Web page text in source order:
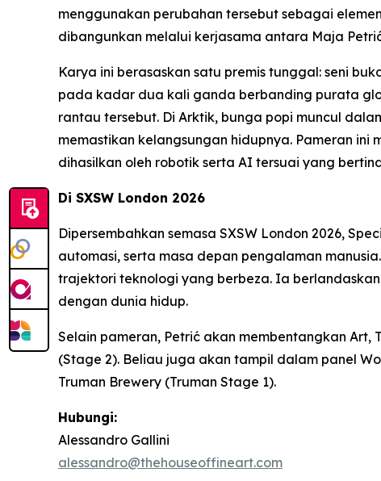
menggunakan perubahan tersebut sebagai
dibangunkan melalui kerjasama antara Maja
Karya ini berasaskan satu premis tunggal: seni
pada kadar dua kali ganda berbanding purata
rantau tersebut. Di Arktik, bunga popi muncul
memastikan kelangsungan hidupnya. Pameran
dihasilkan oleh robotik serta AI tersuai yang
Di SXSW London 2026
Dipersembahkan semasa SXSW London 2026,
automasi, serta masa depan pengalaman
trajektori teknologi yang berbeza. Ia
dengan dunia hidup.
Selain pameran, Petrić akan membentangkan Art,
(Stage 2). Beliau juga akan tampil dalam panel
Truman Brewery (Truman Stage 1).
Hubungi:
Alessandro Gallini
alessandro@thehouseoffineart.com